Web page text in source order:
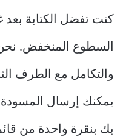
كنت تفضل الكتابة
السطوع المنخفض.
والتكامل مع الطرف
يمكنك إرسال المسودة
بك بنقرة واحدة من